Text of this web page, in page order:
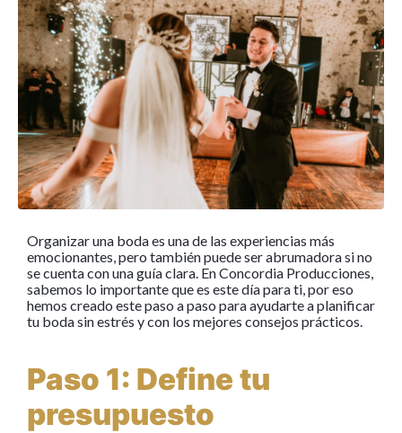
Organizar una boda es una de las experiencias más
emocionantes, pero también puede ser abrumadora si no
se cuenta con una guía clara. En Concordia Producciones,
sabemos lo importante que es este día para ti, por eso
hemos creado este paso a paso para ayudarte a planificar
tu boda sin estrés y con los mejores consejos prácticos.
Paso 1: Define tu
presupuesto